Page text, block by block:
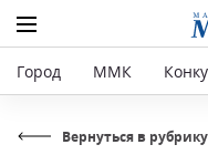
Город ММК
Вернуться в рубрику